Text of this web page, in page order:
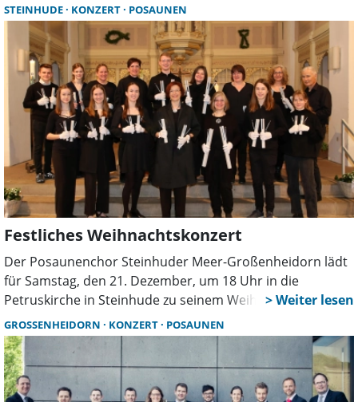
Gottesdienst wird gehalten von Prädikant Holger Kipp.
Der Posaunenchor Steinhuder Meer aus Großenheidorn
und Steinhude unter der Leitung von Jörg Nickel
übernimmt die musikalische Begleitung. Im Anschluss an
den Gottesdienst wird zum Kirchkaffee eingeladen.
STEINHUDE KONZERT POSAUNEN
Festliches Weihnachtskonzert
Der Posaunenchor Steinhuder Meer-Großenheidorn lädt
für Samstag, den 21. Dezember, um 18 Uhr in die
Petruskirche in Steinhude zu seinem Weihnachtskonzert
ein. Als Gäste wird wieder, wie bereits in den vergangenen
Jahren auch, der Chimeschor der Kirchengemeinde Bad
Nenndorf.
GROSSENHEIDORN KONZERT POSAUNEN